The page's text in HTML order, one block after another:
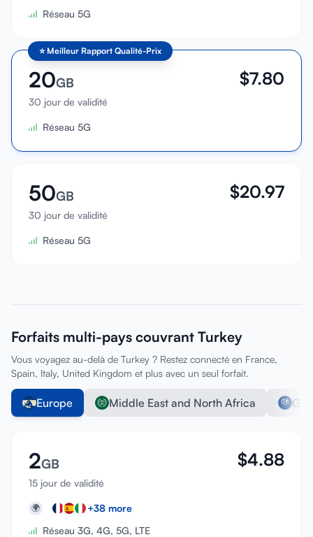
Réseau 5G
⭐ Meilleur Rapport Qualité-Prix
20GB
30 jour de validité
$7.80
Réseau 5G
50GB
30 jour de validité
$20.97
Réseau 5G
Forfaits multi-pays couvrant Turkey
Vous voyagez au-delà de Turkey ? Restez connecté en France,
Spain, Italy, United Kingdom et plus avec un seul forfait.
Europe Middle East and North Africa
2GB
15 jour de validité
$4.88
🌍 +38 more
Réseau 3G, 4G, 5G, LTE